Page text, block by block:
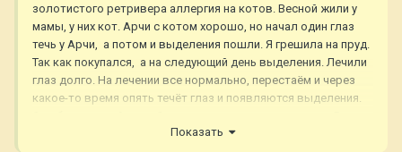
золотистого ретривера аллергия на котов. Весной жили у
мамы, у них кот. Арчи с котом хорошо, но начал один глаз
течь у Арчи, а потом и выделения пошли. Я грешила на пруд.
Так как покупался, а на следующий день выделения. Лечили
глаз долго. На лечении все нормально, перестаём и через
какое-то время опять течёт глаз и появляются выделения.
хорошо. На днях нашли котика. Взяли себе. Первую ночь
Показать